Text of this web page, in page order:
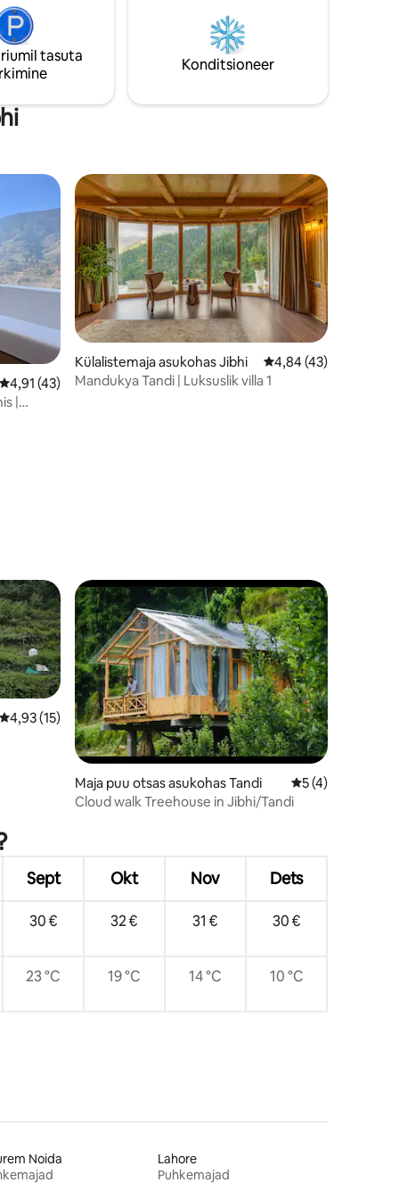
tasuta
Konditsioneer
Keskmine hinnang 4,91/5, 43 hinnangut
4,91 (43)
|
Külalistemaja asukohas Jibhi Keskmine hinnang
4,84 (43)
Mandukya Tandi | Luksuslik villa 1
Keskmine hinnang 4,93/5, 15 hinnangut
4,93 (15)
Maja puu otsas asukohas Tandi Keskmine
5 (4)
Cloud walk Treehouse in Jibhi/Tandi
Sept Okt Nov Dets
30 € 32 € 31 € 30 €
23 °C 19 °C 14 °C 10 °C
Noida
Lahore
Puhkemajad